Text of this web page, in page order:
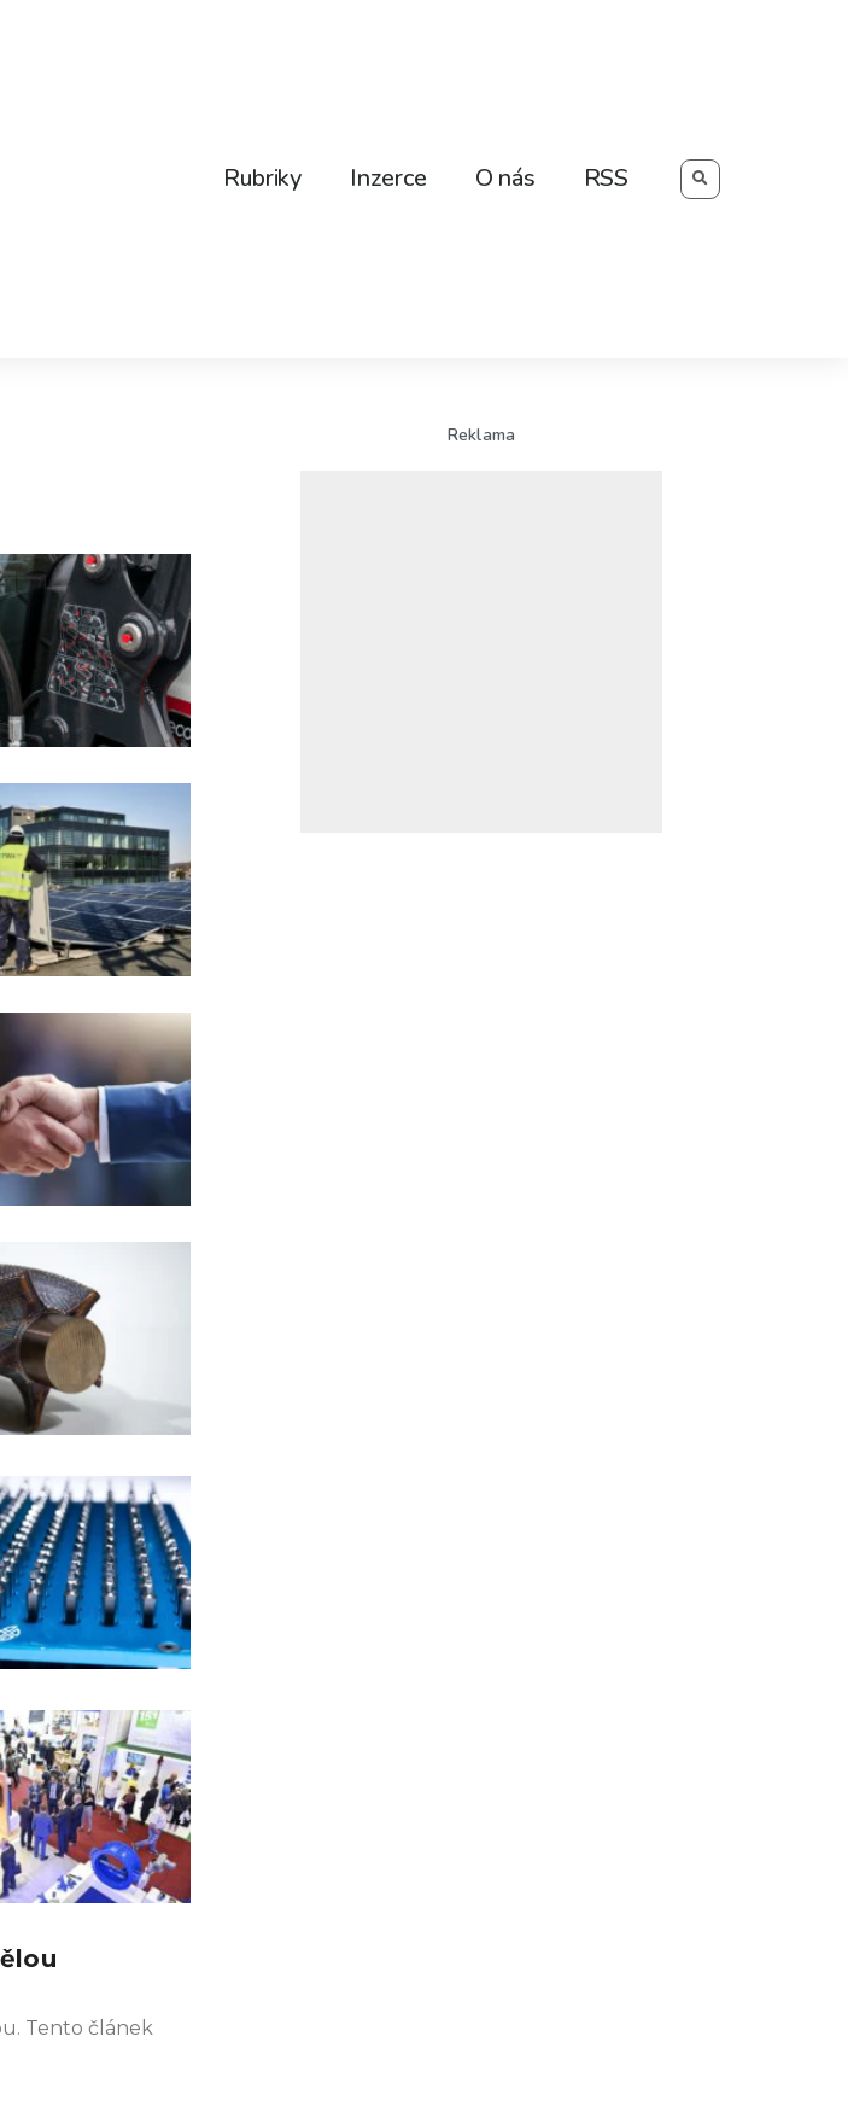
Rubriky Inzerce O nás RSS
Tento článek
Reklama